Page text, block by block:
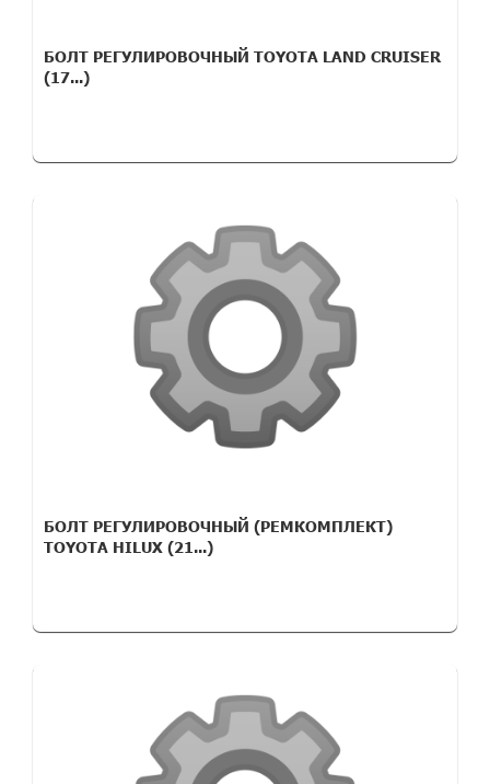
БОЛТ РЕГУЛИРОВОЧНЫЙ TOYOTA LAND CRUISER
(17...)
БОЛТ РЕГУЛИРОВОЧНЫЙ (РЕМКОМПЛЕКТ)
TOYOTA HILUX (21...)